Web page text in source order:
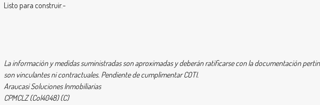
Listo para construir.-
La información y medidas suministradas son aproximadas y deberán ratificarse con la documentación
son vinculantes ni contractuales. Pendiente de cumplimentar COTI.
Araucasi Soluciones Inmobiliarias
CPMCLZ (Col4048) (C)